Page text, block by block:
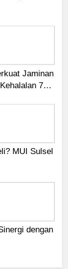
Jaminan
7
MUI Sulsel
dengan